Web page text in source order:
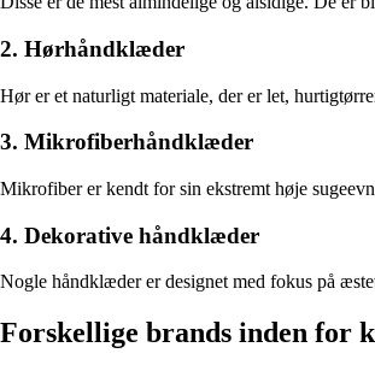
2. Hørhåndklæder
Hør er et naturligt materiale, der er let,
3. Mikrofiberhåndklæder
Mikrofiber er kendt for sin ekstremt høje
4. Dekorative håndklæder
Nogle håndklæder er designet med fokus på
Forskellige brands inden for